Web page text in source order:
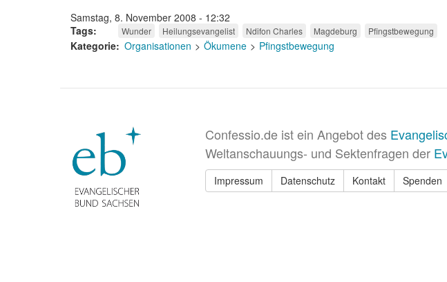
Samstag, 8. November 2008 - 12:32
Tags
Wunder Heilungsevangelist Ndifon Charles Magdeburg Pfingstbewegung
Kategorie Organisationen Ökumene Pfingstbewegung
Confessio.de ist ein Angebot des
Weltanschauungs- und Sektenfragen der
Impressum Datenschutz Kontakt Spenden